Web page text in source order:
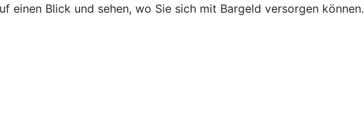
einen Blick und sehen, wo Sie sich mit Bargeld versorgen können.